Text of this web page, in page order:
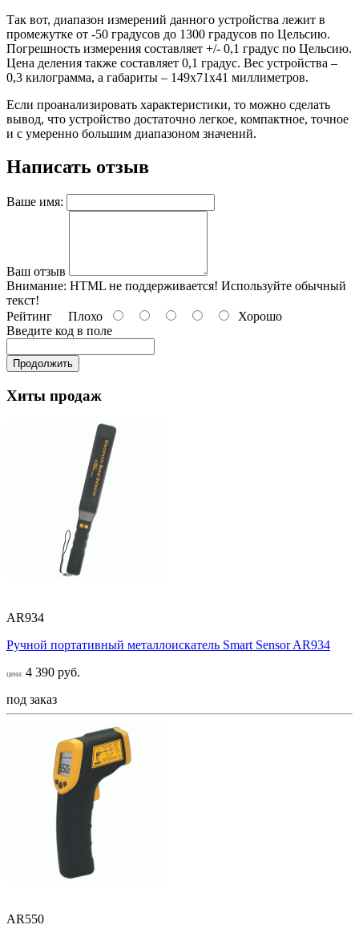
Так вот, диапазон измерений данного устройства лежит в
промежутке от -50 градусов до 1300 градусов по Цельсию.
Погрешность измерения составляет +/- 0,1 градус по Цельсию.
Цена деления также составляет 0,1 градус. Вес устройства –
0,3 килограмма, а габариты – 149х71х41 миллиметров.
Если проанализировать характеристики, то можно сделать
вывод, что устройство достаточно легкое, компактное, точное
и с умеренно большим диапазоном значений.
Написать отзыв
Ваше имя:
Ваш отзыв
Внимание: HTML не поддерживается! Используйте обычный
текст!
Рейтинг Плохо
Хорошо
Введите код в поле
Продолжить
Хиты продаж
AR934
Ручной портативный металлоискатель Smart Sensor AR934
цена: 4 390 руб.
под заказ
AR550